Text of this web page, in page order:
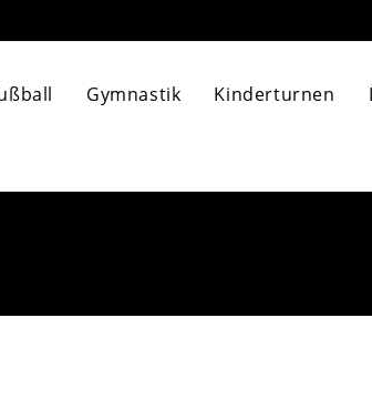
Gymnastik Kinderturnen